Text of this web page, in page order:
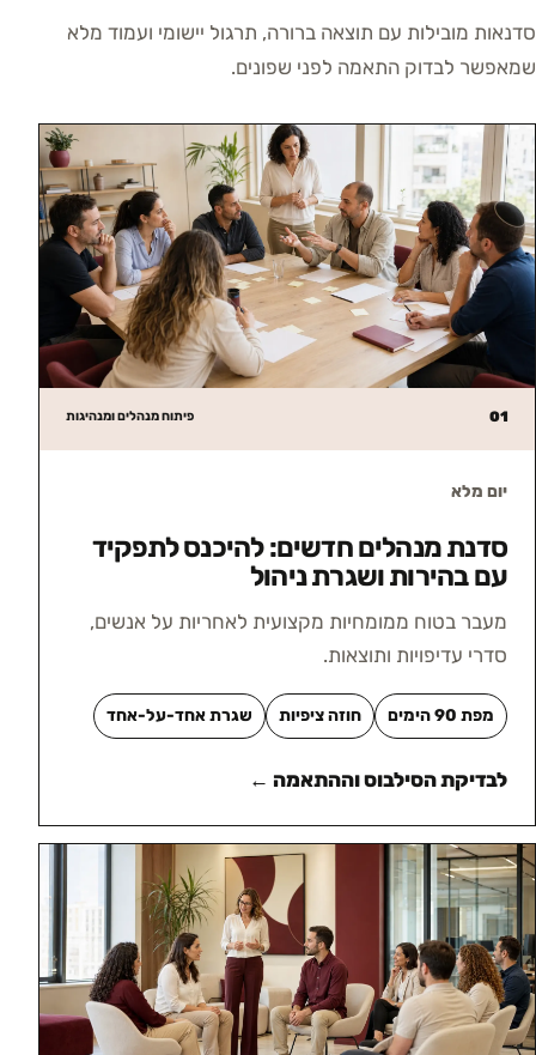
סדנאות מובילות עם תוצאה ברורה, תרגול יישומי ועמוד מלא
שמאפשר לבדוק התאמה לפני שפונים.
01 פיתוח מנהלים ומנהיגות
יום מלא
סדנת מנהלים חדשים: להיכנס לתפקיד
עם בהירות ושגרת ניהול
מעבר בטוח ממומחיות מקצועית לאחריות על אנשים,
סדרי עדיפויות ותוצאות.
מפת 90 הימים חוזה ציפיות שגרת אחד-על-אחד
לבדיקת הסילבוס וההתאמה ←